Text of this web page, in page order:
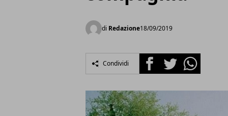
di Redazione18/09/2019
Condividi FacebookTwitterWhatsapp